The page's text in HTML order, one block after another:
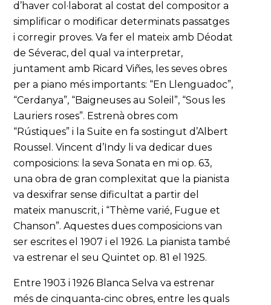
d’haver col·laborat al costat del compositor a
simplificar o modificar determinats passatges
i corregir proves. Va fer el mateix amb Déodat
de Séverac, del qual va interpretar,
juntament amb Ricard Viñes, les seves obres
per a piano més importants: “En Llenguadoc”,
“Cerdanya”, “Baigneuses au Soleil”, “Sous les
Lauriers roses”. Estrenà obres com
“Rústiques” i la Suite en fa sostingut d’Albert
Roussel. Vincent d’Indy li va dedicar dues
composicions: la seva Sonata en mi op. 63,
una obra de gran complexitat que la pianista
va desxifrar sense dificultat a partir del
mateix manuscrit, i “Thème varié, Fugue et
Chanson”. Aquestes dues composicions van
ser escrites el 1907 i el 1926. La pianista també
va estrenar el seu Quintet op. 81 el 1925.
Entre 1903 i 1926 Blanca Selva va estrenar
més de cinquanta-cinc obres, entre les quals